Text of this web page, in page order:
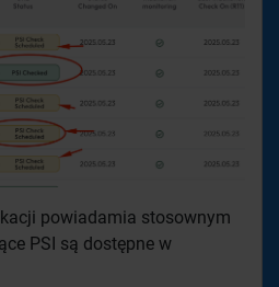
powiadamia stosownym
PSI są dostępne w